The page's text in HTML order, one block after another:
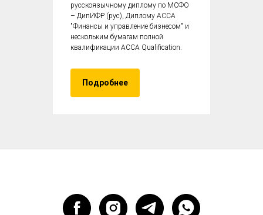
русскоязычному диплому по МСФО
– ДипИФР (рус), Диплому ACCA
"Финансы и управление бизнесом" и
нескольким бумагам полной
квалификации ACCA Qualification.
Подробнее